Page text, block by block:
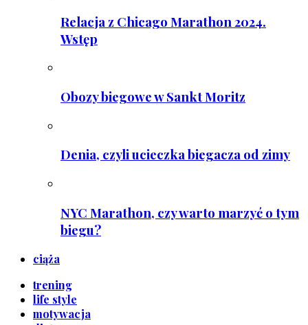
Relacja z Chicago Marathon 2024.
Wstęp
Obozy biegowe w Sankt Moritz
Denia, czyli ucieczka biegacza od zimy
NYC Marathon, czy warto marzyć o tym
biegu?
ciąża
trening
life style
motywacja